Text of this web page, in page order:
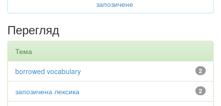
запозичене
Перегляд
Тема
2
borrowed vocabulary
2
запозичена лексика